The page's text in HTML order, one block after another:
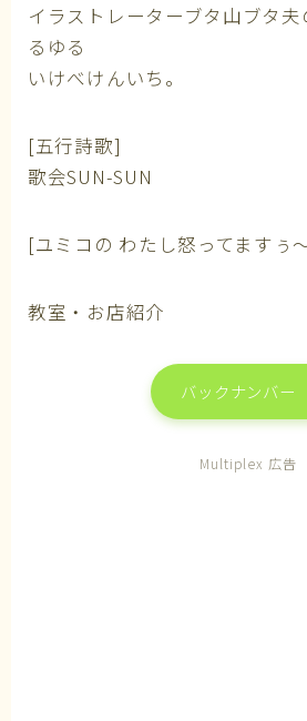
イラストレーターブタ山ブタ
るゆる
いけべけんいち。
[五行詩歌]
歌会SUN-SUN
[ユミコの わたし怒ってますぅ
教室・お店紹介
バックナンバー
Multiplex 広告